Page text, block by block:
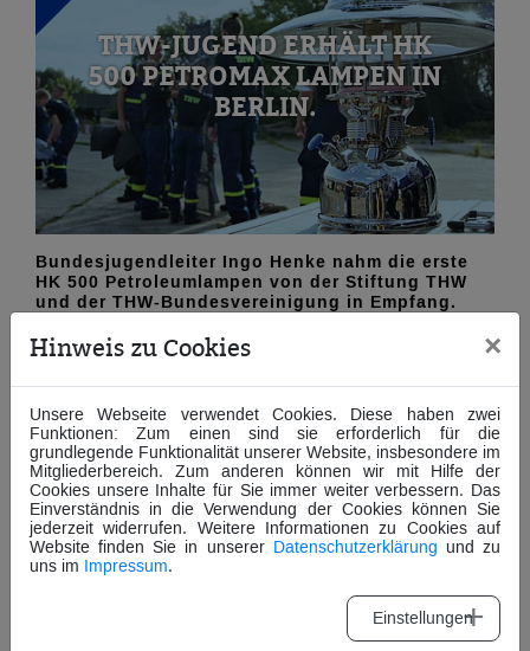
THW-JUGEND ERHÄLT HK
500 PETROMAX LAMPEN IN
BERLIN.
Bundesjugendleiter Ingo Henke nahm die erste
HK 500 Petroleumlampen von der Stiftung THW
und der THW-Bundesvereinigung in Empfang.
STARTSCHUSS FÜR EIN
GEMEINSAMES MUSEUM
Hinweis zu Cookies ×
Unsere Webseite verwendet Cookies. Diese haben zwei
Funktionen: Zum einen sind sie erforderlich für die
grundlegende Funktionalität unserer Website, insbesondere im
Mitgliederbereich. Zum anderen können wir mit Hilfe der
Cookies unsere Inhalte für Sie immer weiter verbessern. Das
Einverständnis in die Verwendung der Cookies können Sie
jederzeit widerrufen. Weitere Informationen zu Cookies auf
Website finden Sie in unserer Datenschutzerklärung und zu
uns im Impressum.
Einstellungen